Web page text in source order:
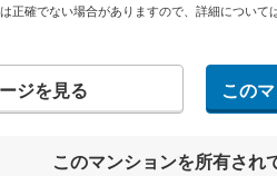
確でない場合がありますので、詳細について
ジを見る この
このマンションを所有され